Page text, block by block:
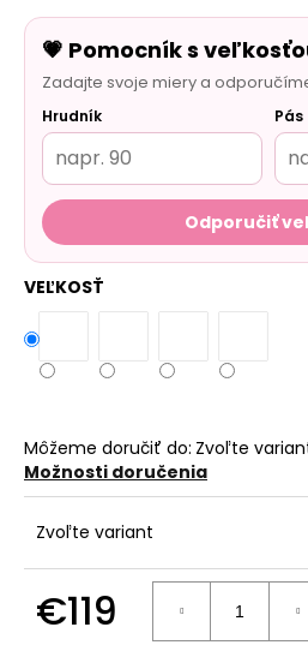
💗 Pomocník s
Zadajte svoje miery a
Hrudník Pás
Odporučiť
VEĽKOSŤ
Môžeme doručiť do: Zvoľte
Možnosti doručenia
Zvoľte variant
€119